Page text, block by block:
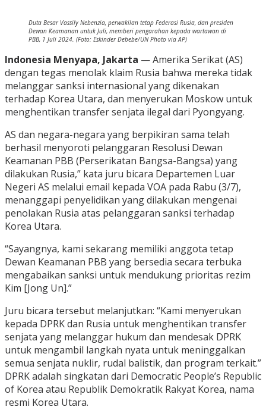
Duta Besar Vassily Nebenzia, perwakilan tetap Federasi Rusia, dan presiden
Dewan Keamanan untuk Juli, memberi pengarahan kepada wartawan di
PBB, 1 Juli 2024. (Foto: Eskinder Debebe/UN Photo via AP)
Indonesia Menyapa, Jakarta — Amerika Serikat (AS)
dengan tegas menolak klaim Rusia bahwa mereka tidak
melanggar sanksi internasional yang dikenakan
terhadap Korea Utara, dan menyerukan Moskow untuk
menghentikan transfer senjata ilegal dari Pyongyang.
AS dan negara-negara yang berpikiran sama telah
berhasil menyoroti pelanggaran Resolusi Dewan
Keamanan PBB (Perserikatan Bangsa-Bangsa) yang
dilakukan Rusia,” kata juru bicara Departemen Luar
Negeri AS melalui email kepada VOA pada Rabu (3/7),
menanggapi penyelidikan yang dilakukan mengenai
penolakan Rusia atas pelanggaran sanksi terhadap
Korea Utara.
“Sayangnya, kami sekarang memiliki anggota tetap
Dewan Keamanan PBB yang bersedia secara terbuka
mengabaikan sanksi untuk mendukung prioritas rezim
Kim [Jong Un].”
Juru bicara tersebut melanjutkan: “Kami menyerukan
kepada DPRK dan Rusia untuk menghentikan transfer
senjata yang melanggar hukum dan mendesak DPRK
untuk mengambil langkah nyata untuk meninggalkan
semua senjata nuklir, rudal balistik, dan program terkait.”
DPRK adalah singkatan dari Democratic People’s Republic
of Korea atau Republik Demokratik Rakyat Korea, nama
resmi Korea Utara.